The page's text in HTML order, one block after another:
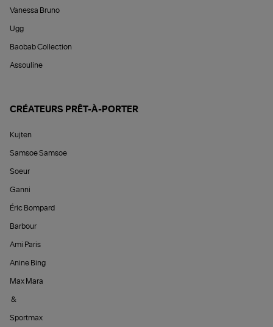
Vanessa Bruno
Ugg
Baobab Collection
Assouline
CRÉATEURS PRÊT-À-PORTER
Kujten
Samsoe Samsoe
Soeur
Ganni
Éric Bompard
Barbour
Ami Paris
Anine Bing
Max Mara
&
Sportmax